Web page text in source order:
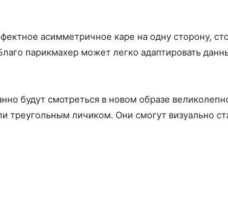
асимметричное каре на одну сторону,
парикмахер может легко адаптировать
будут смотреться в новом образе
личиком. Они смогут визуально